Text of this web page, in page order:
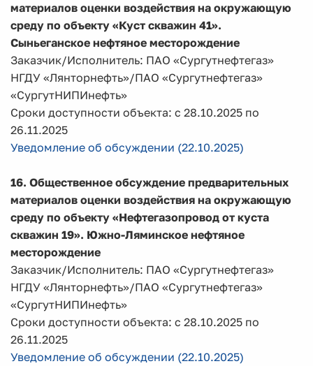
материалов оценки воздействия на окружающую
среду по объекту «Куст скважин 41».
Сыньеганское нефтяное месторождение
Заказчик/Исполнитель: ПАО «Сургутнефтегаз»
НГДУ «Лянторнефть»/ПАО «Сургутнефтегаз»
«СургутНИПИнефть»
Сроки доступности объекта: с 28.10.2025 по
26.11.2025
Уведомление об обсуждении (22.10.2025)
16. Общественное обсуждение предварительных
материалов оценки воздействия на окружающую
среду по объекту «Нефтегазопровод от куста
скважин 19». Южно-Ляминское нефтяное
месторождение
Заказчик/Исполнитель: ПАО «Сургутнефтегаз»
НГДУ «Лянторнефть»/ПАО «Сургутнефтегаз»
«СургутНИПИнефть»
Сроки доступности объекта: с 28.10.2025 по
26.11.2025
Уведомление об обсуждении (22.10.2025)